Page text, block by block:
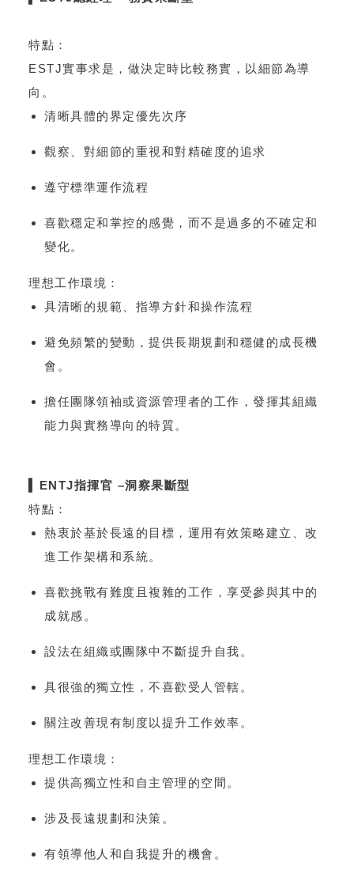
特點：
ESTJ實事求是，做決定時比較務實，以細節為導
向。
清晰具體的界定優先次序
觀察、對細節的重視和對精確度的追求
遵守標準運作流程
喜歡穩定和掌控的感覺，而不是過多的不確定和
變化。
理想工作環境：
具清晰的規範、指導方針和操作流程
避免頻繁的變動，提供長期規劃和穩健的成長機
會。
擔任團隊領袖或資源管理者的工作，發揮其組織
能力與實務導向的特質。
▍ENTJ指揮官 –洞察果斷型
特點：
熱衷於基於長遠的目標，運用有效策略建立、改
進工作架構和系統。
喜歡挑戰有難度且複雜的工作，享受參與其中的
成就感。
設法在組織或團隊中不斷提升自我。
具很強的獨立性，不喜歡受人管轄。
關注改善現有制度以提升工作效率。
理想工作環境：
提供高獨立性和自主管理的空間。
涉及長遠規劃和決策。
有領導他人和自我提升的機會。